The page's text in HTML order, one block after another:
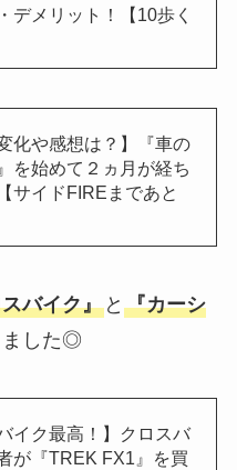
デメリット！【10歩く
化や感想は？】『車の
を始めて２ヵ月が経ち
サイドFIREまであと
バイク』と 『カーシ
ました◎
イク最高！】クロスバ
が『TREK FX1』を買